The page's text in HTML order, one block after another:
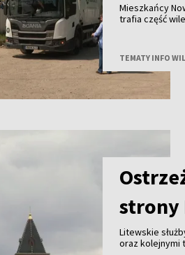
Mieszkańcy
trafia część
TEMATY INFO
strony
Litewskie
oraz kolejnymi